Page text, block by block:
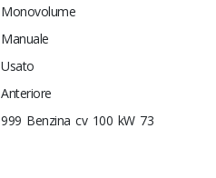
Monovolume
Manuale
Usato
Anteriore
999 Benzina cv 100 kW 73